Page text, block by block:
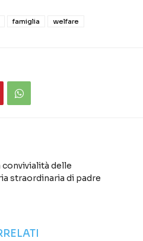
famiglia welfare
delle
straordinaria di padre